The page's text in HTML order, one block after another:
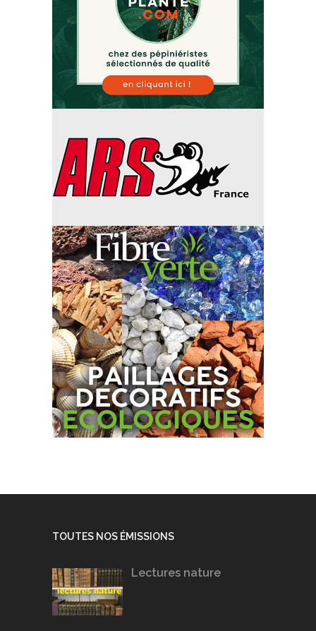
TOUTES NOS ÉMISSIONS
Lectures nature